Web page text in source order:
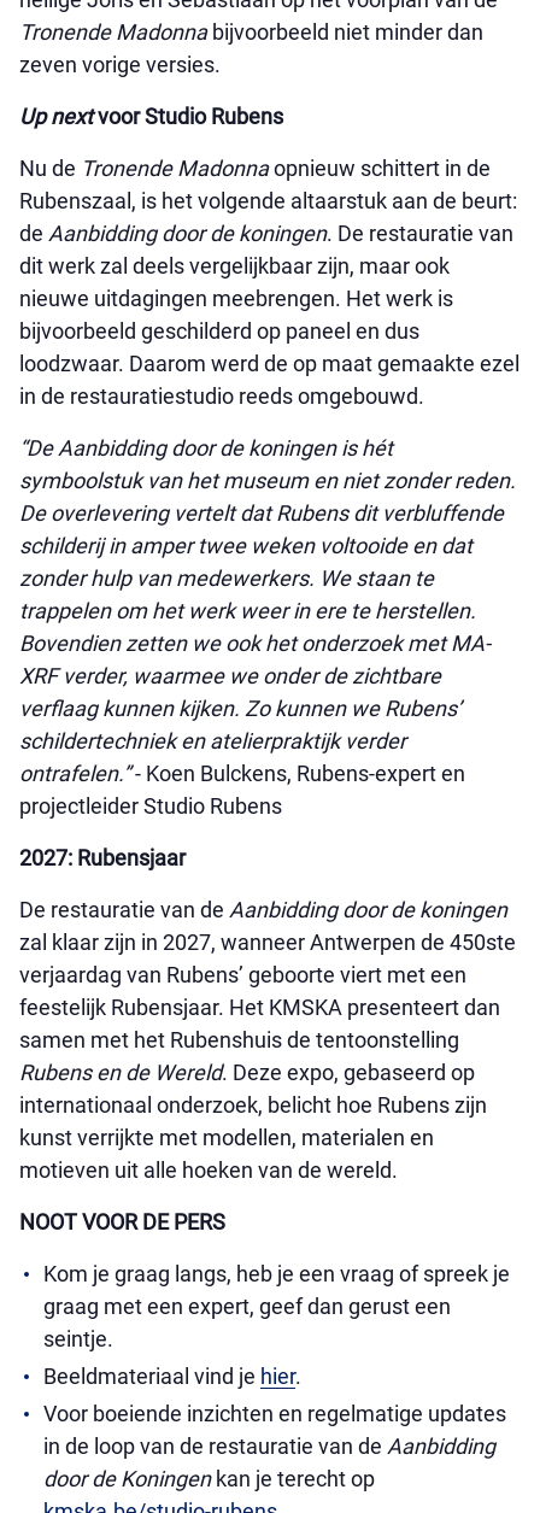
Tronende Madonna bijvoorbeeld niet minder dan
zeven vorige versies.
Up nextvoor Studio Rubens
Nu de Tronende Madonnaopnieuw schittert in de
Rubenszaal, is het volgende altaarstuk aan de beurt:
de Aanbidding door de koningen. De restauratie van
dit werk zal deels vergelijkbaar zijn, maar ook
nieuwe uitdagingen meebrengen. Het werk is
bijvoorbeeld geschilderd op paneel en dus
loodzwaar. Daarom werd de op maat gemaakte ezel
in de restauratiestudio reeds omgebouwd.
“De Aanbidding door de koningen is hét
symboolstuk van het museum en niet zonder reden.
De overlevering vertelt dat Rubens dit verbluffende
schilderij in amper twee weken voltooide en dat
zonder hulp van medewerkers. We staan te
trappelen om het werk weer in ere te herstellen.
Bovendien zetten we ook het onderzoek met MA-
XRF verder, waarmee we onder de zichtbare
verflaag kunnen kijken. Zo kunnen we Rubens’
schildertechniek en atelierpraktijk verder
ontrafelen.”- Koen Bulckens, Rubens-expert en
projectleider Studio Rubens
2027: Rubensjaar
De restauratie van de Aanbidding door de koningen
zal klaar zijn in 2027, wanneer Antwerpen de 450ste
verjaardag van Rubens’ geboorte viert met een
feestelijk Rubensjaar. Het KMSKA presenteert dan
samen met het Rubenshuis de tentoonstelling
Rubens en de Wereld. Deze expo, gebaseerd op
internationaal onderzoek, belicht hoe Rubens zijn
kunst verrijkte met modellen, materialen en
motieven uit alle hoeken van de wereld.
NOOT VOOR DE PERS
Kom je graag langs, heb je een vraag of spreek je
graag met een expert, geef dan gerust een
seintje.
Beeldmateriaal vind je hier.
Voor boeiende inzichten en regelmatige updates
in de loop van de restauratie van de Aanbidding
door de Koningenkan je terecht op